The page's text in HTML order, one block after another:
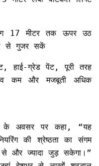
17 मीटर तक ऊपर उठ
से गुजर सकें
हाई-ग्रेड पेंट, पूरी तरह
कम और मजबूती अधिक
के अवसर पर कहा, “यह
की श्रेष्ठता का संगम
और ज्यादा जुड़ सकेगा।”